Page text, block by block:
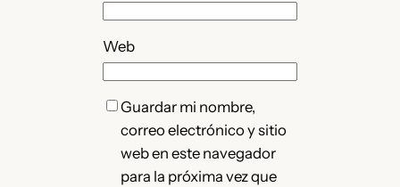
Web
Guardar mi nombre,
correo electrónico y sitio
web en este navegador
para la próxima vez que